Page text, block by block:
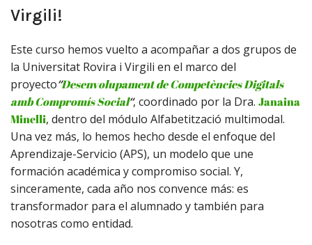
Virgili!
Este curso hemos vuelto a acompañar a dos grupos de
la Universitat Rovira i Virgili en el marco del
proyecto“Desenvolupament de Competències Digitals
amb Compromís Social“, coordinado por la Dra. Janaina
Minelli, dentro del módulo Alfabetització multimodal.
Una vez más, lo hemos hecho desde el enfoque del
Aprendizaje-Servicio (APS), un modelo que une
formación académica y compromiso social. Y,
sinceramente, cada año nos convence más: es
transformador para el alumnado y también para
nosotras como entidad.